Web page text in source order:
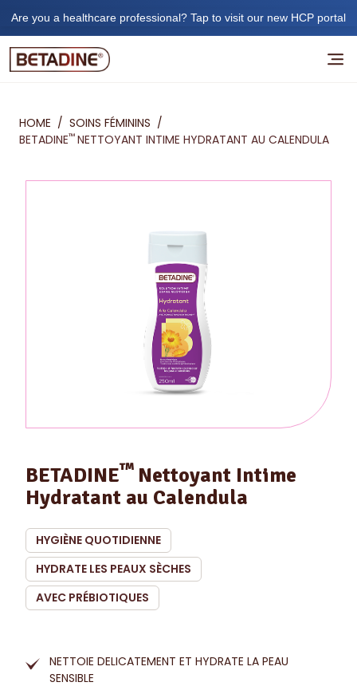
Are you a healthcare professional? Tap to visit our new HCP portal
HOME / SOINS FÉMININS /
BETADINE™ NETTOYANT INTIME HYDRATANT AU CALENDULA
BETADINE™ Nettoyant Intime
Hydratant au Calendula
HYGIÈNE QUOTIDIENNE
HYDRATE LES PEAUX SÈCHES
AVEC PRÉBIOTIQUES
NETTOIE DELICATEMENT ET HYDRATE LA PEAU
SENSIBLE